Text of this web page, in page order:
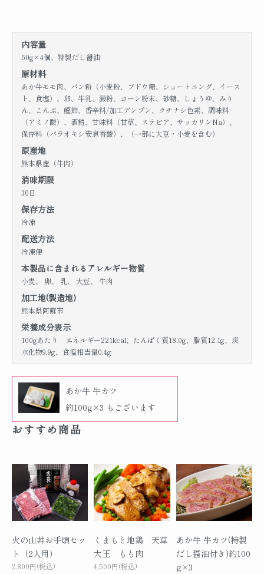
内容量
50g×4個、特製だし醤油
原材料
あか牛モモ肉、パン粉（小麦粉、ブドウ糖、ショートニング、イース
ト、食塩）、卵、牛乳、澱粉、コーン粉末、砂糖、しょうゆ、みり
ん、こんぶ、鰹節、香辛料/加工デンプン、クチナシ色素、調味料
（アミノ酸）、酒精、甘味料（甘草、ステビア、サッカリンNa）、
保存料（パラオキシ安息香酸）、（一部に大豆・小麦を含む）
原産地
熊本県産（牛肉）
消味期限
30日
保存方法
冷凍
配送方法
冷凍便
本製品に含まれるアレルギー物質
小麦、 卵、 乳、 大豆、 牛肉
加工地(製造地)
熊本県阿蘇市
栄養成分表示
100gあたり エネルギー221kcal、たんぱく質18.0g、脂質12.1g、炭
水化物9.9g、食塩相当量0.4g
あか牛 牛カツ
約100g×3 もございます
おすすめ商品
火の山丼お手頃セッ
ト（2人用）
2,800円(税込)
くまもと地鶏 天草
大王 もも肉
4,500円(税込)
あか牛 牛カツ(特製
だし醤油付き)約100
g×3